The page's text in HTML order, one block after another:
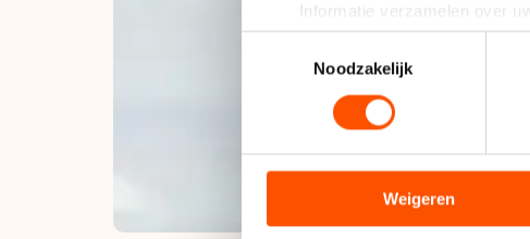
Informatie verzamelen over
Uw apparaat identificeren
Lees meer over hoe uw
toestemming op elk moment
analyseren. We delen informatie
analyse. Zij kunnen deze
hun services. Sommige partners
Noodzakelijk
Weigeren